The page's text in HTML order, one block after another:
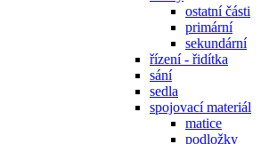
ostatní části
primární
sekundární
řízení - řidítka
sání
sedla
spojovací materiál
matice
podložky